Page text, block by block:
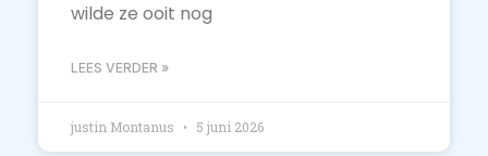
wilde ze ooit nog
LEES VERDER »
justin Montanus 5 juni 2026